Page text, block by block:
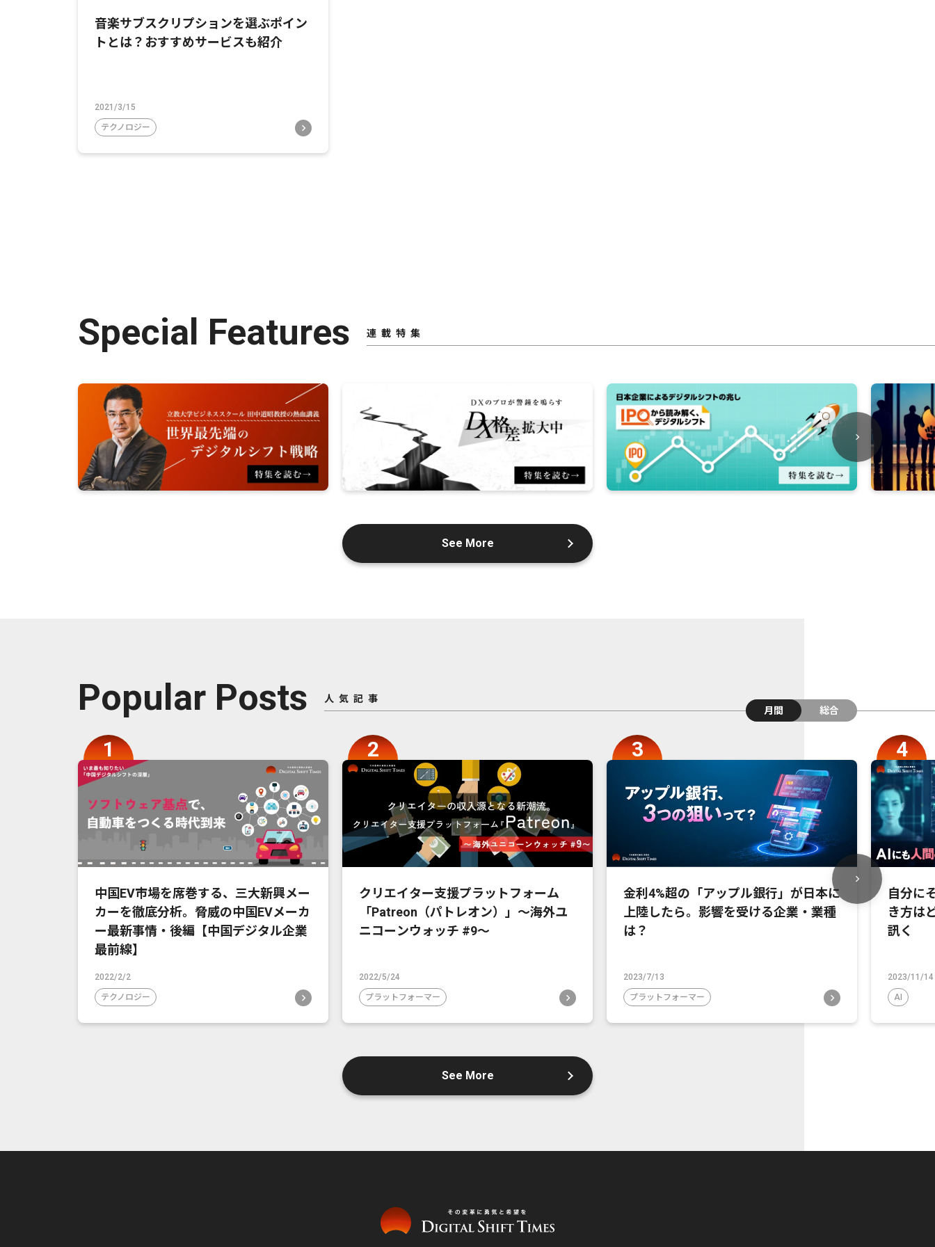
音楽サブスクリプションを選ぶポイン
トとは？おすすめサービスも紹介
2021/3/15
テクノロジー
Special Features 連載特集
See More
Popular Posts
人気記事
月間
総合
中国EV市場を席巻する、三大新興メー
カーを徹底分析。脅威の中国EVメーカ
ー最新事情・後編【中国デジタル企業
最前線】
2022/2/2
テクノロジー
クリエイター支援プラットフォーム
「Patreon（パトレオン）」〜海外ユ
ニコーンウォッチ #9〜
2022/5/24
プラットフォーマー
金利4%超の「アップル銀行」が日本に
上陸したら。影響を受ける企業・業種
は？
2023/7/13
プラットフォーマー
自分に
き方は
訊く
2023/11/14
AI
See More